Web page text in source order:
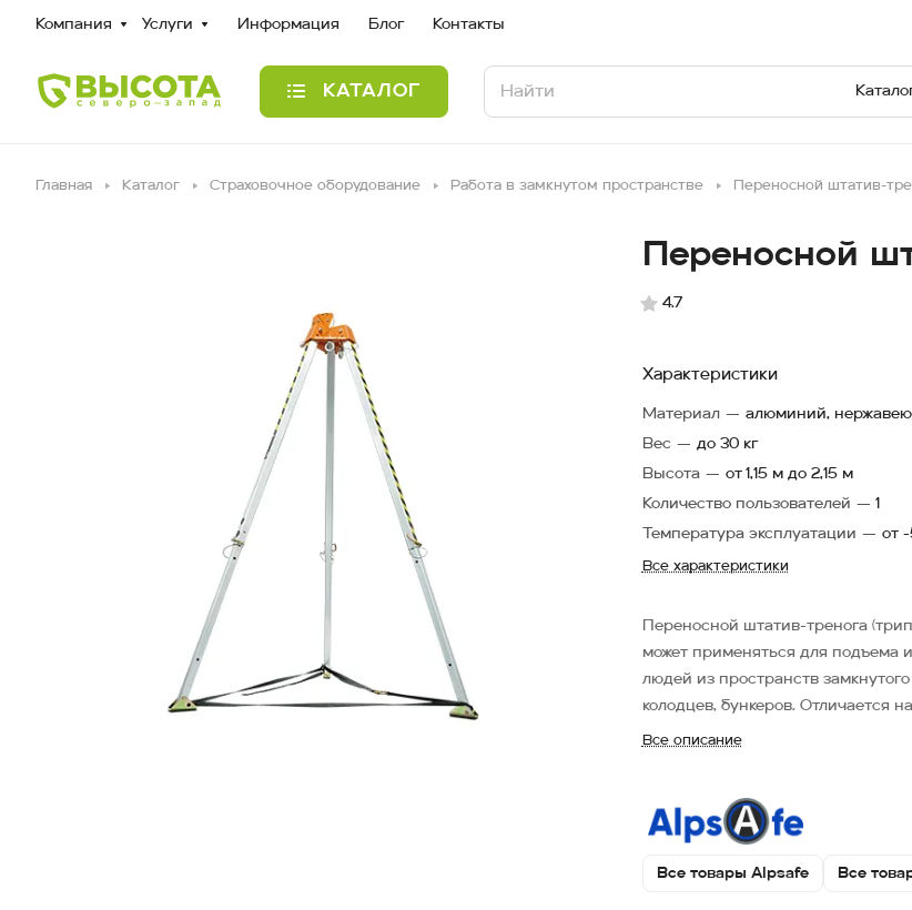
Компания Услуги Информация Блог Контакты
КАТАЛОГ
Главная Каталог Страховочное оборудование Работа в замкнутом пространстве Переносной штатив-
Переносной
4.7
Характеристики
Материал — алюминий,
Вес — до 30 кг
Высота — от 1,15 м до 2,15 м
Количество пользователей — 1
Температура эксплуатации — от
Все характеристики
Переносной штатив-тренога
может применяться для подъема
людей из пространств
колодцев, бункеров. Отличается
лебедки, что позволяет
Все описание
Все товары Alpsafe Все